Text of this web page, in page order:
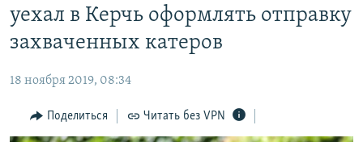
главной
Вернутся
поиску
ИНТЕРАКТИВ
ИНФОГРАФИКА
РАДІО СВОБОДА
КАК ОБОЙТИ БЛОКИРОВКУ
уехал в Керчь оформлять отправку
захваченных катеров
18 ноября 2019, 08:34
Поделиться Читать без VPN